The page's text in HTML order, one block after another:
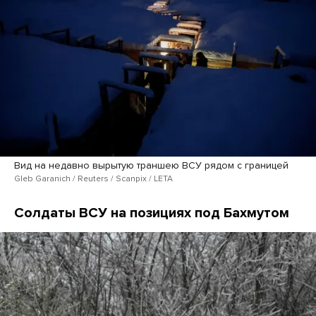
Вид на недавно вырытую траншею ВСУ рядом с границей
Gleb Garanich / Reuters / Scanpix / LETA
Солдаты ВСУ на позициях под Бахмутом